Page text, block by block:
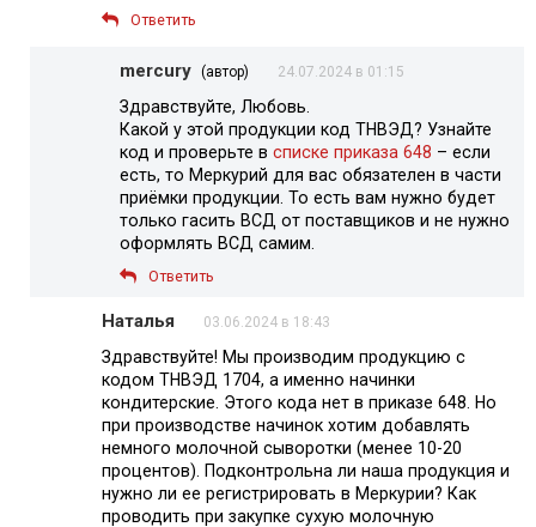
Ответить
mercury (автор) 24.07.2024 в 01:15
Здравствуйте, Любовь.
Какой у этой продукции код ТНВЭД? Узнайте
код и проверьте в списке приказа 648 – если
есть, то Меркурий для вас обязателен в части
приёмки продукции. То есть вам нужно будет
только гасить ВСД от поставщиков и не нужно
оформлять ВСД самим.
Ответить
Наталья 03.06.2024 в 18:43
Здравствуйте! Мы производим продукцию с
кодом ТНВЭД 1704, а именно начинки
кондитерские. Этого кода нет в приказе 648. Но
при производстве начинок хотим добавлять
немного молочной сыворотки (менее 10-20
процентов). Подконтрольна ли наша продукция и
нужно ли ее регистрировать в Меркурии? Как
проводить при закупке сухую молочную